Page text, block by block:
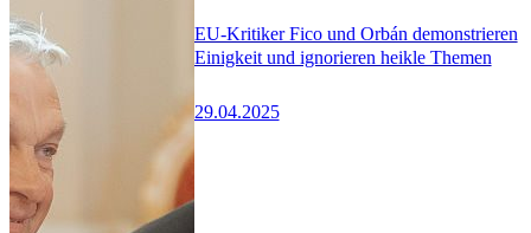
EU-Kritiker Fico und Orbán demonstrieren
Einigkeit und ignorieren heikle Themen
29.04.2025